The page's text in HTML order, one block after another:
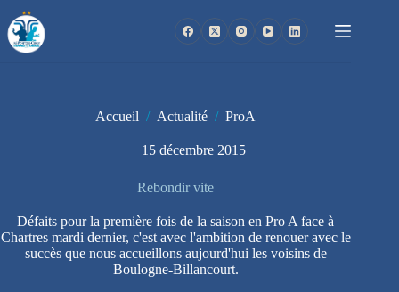
au
contenu
Accueil / Actualité / ProA
15 décembre 2015
Rebondir vite
Défaits pour la première fois de la saison en Pro A face à
Chartres mardi dernier, c'est avec l'ambition de renouer avec le
succès que nous accueillons aujourd'hui les voisins de
Boulogne-Billancourt.